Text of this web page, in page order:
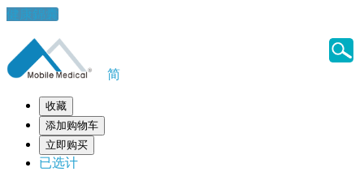
健康錦囊
简
收藏
添加购物车
立即购买
已选计